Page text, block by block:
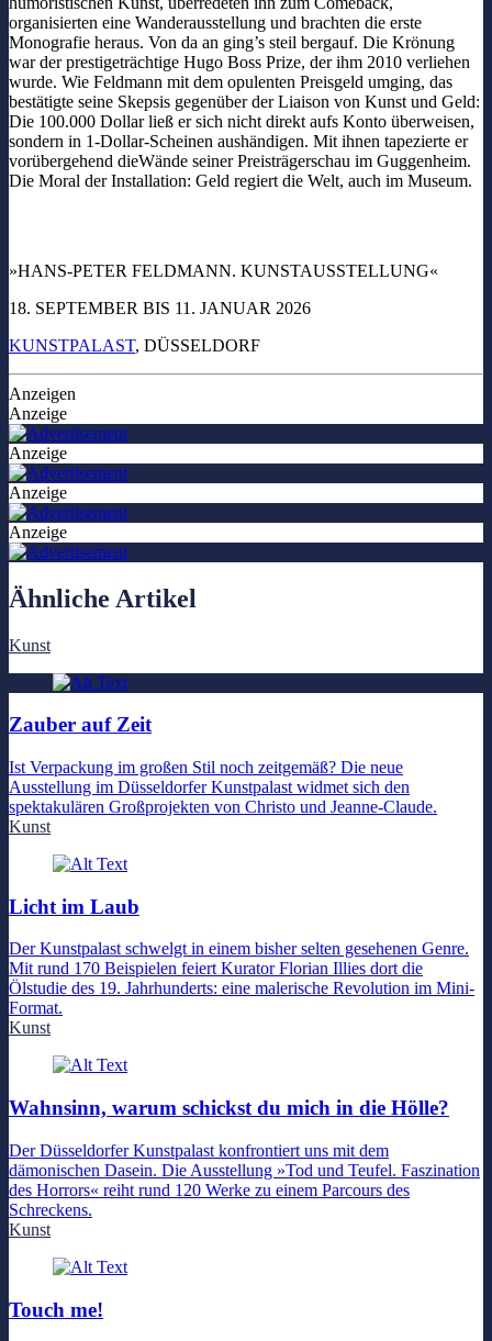
organisierten eine Wanderausstellung und brachten die erste
Monografie heraus. Von da an ging’s steil bergauf. Die Krönung
war der prestigeträchtige Hugo Boss Prize, der ihm 2010 verliehen
wurde. Wie Feldmann mit dem opulenten Preisgeld umging, das
bestätigte seine Skepsis gegenüber der Liaison von Kunst und Geld:
Die 100.000 Dollar ließ er sich nicht direkt aufs Konto überweisen,
sondern in 1-Dollar-Scheinen aushändigen. Mit ihnen tapezierte er
vorübergehend dieWände seiner Preisträgerschau im Guggenheim.
Die Moral der Installation: Geld regiert die Welt, auch im Museum.
»HANS-PETER FELDMANN. KUNSTAUSSTELLUNG«
18. SEPTEMBER BIS 11. JANUAR 2026
KUNSTPALAST, DÜSSELDORF
Anzeigen
Anzeige
Anzeige
Anzeige
Anzeige
Ähnliche Artikel
Kunst
Zauber auf Zeit
Ist Verpackung im großen Stil noch zeitgemäß? Die neue
Ausstellung im Düsseldorfer Kunstpalast widmet sich den
spektakulären Großprojekten von Christo und Jeanne-Claude.
Kunst
Licht im Laub
Der Kunstpalast schwelgt in einem bisher selten gesehenen Genre.
Mit rund 170 Beispielen feiert Kurator Florian Illies dort die
Ölstudie des 19. Jahrhunderts: eine malerische Revolution im Mini-
Format.
Kunst
Wahnsinn, warum schickst du mich in die Hölle?
Der Düsseldorfer Kunstpalast konfrontiert uns mit dem
dämonischen Dasein. Die Ausstellung »Tod und Teufel. Faszination
des Horrors« reiht rund 120 Werke zu einem Parcours des
Schreckens.
Kunst
Touch me!